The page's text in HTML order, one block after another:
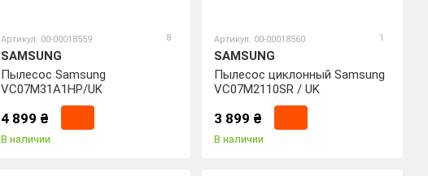
Артикул: 00-00018559 8
SAMSUNG
Пылесос Samsung
VC07M31A1HP/UK
4 899 ₴
В наличии
Артикул: 00-00018560 1
SAMSUNG
Пылесос циклонный Samsung
VC07M2110SR / UK
3 899 ₴
В наличии